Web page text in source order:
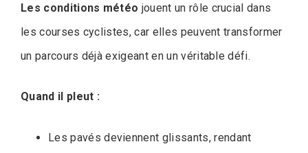
Les conditions météo jouent un rôle crucial dans
les courses cyclistes, car elles peuvent transformer
un parcours déjà exigeant en un véritable défi.
Quand il pleut :
Les pavés deviennent glissants, rendant